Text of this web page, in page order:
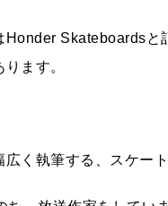
Skateboards
ます。
く執筆する、スケー